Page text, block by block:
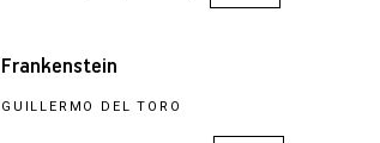
Frankenstein
GUILLERMO DEL TORO